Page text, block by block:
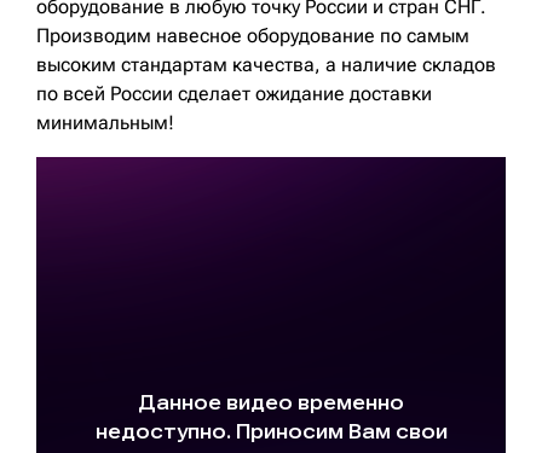
оборудование в любую точку России и стран СНГ.
Производим навесное оборудование по самым
высоким стандартам качества, а наличие складов
по всей России сделает ожидание доставки
минимальным!